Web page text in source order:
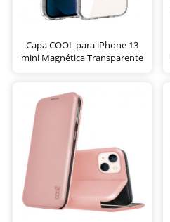
Capa COOL para iPhone 13
mini Magnética Transparente